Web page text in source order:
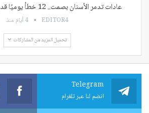
عادات تدمر الأسنان بصمت.. 12 خطأ يوميًا قد يكلفك ابتسامة…
EDITOR4 4 أيام منذ
تحميل المزيد من المشاركات
Telegram
انضم لنا عبر تلغرام